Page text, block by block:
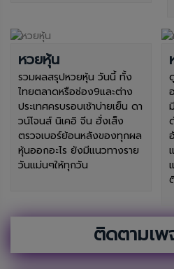
หวยหุ้น
รวมผลสรุปหวยหุ้น วันนี้ ทั้ง
ไทยตลาดหรือช่อง9และต่าง
ประเทศครบรอบเช้าบ่ายเย็น ดา
วน์โจนส์ นิเคอิ จีน ฮั่งเส็ง
ตรวจเบอร์ย้อนหลังของทุกผล
หุ้นออกอะไร ยังมีแนวทางราย
วันแม่นๆให้ทุกวัน
ติดตามเพ